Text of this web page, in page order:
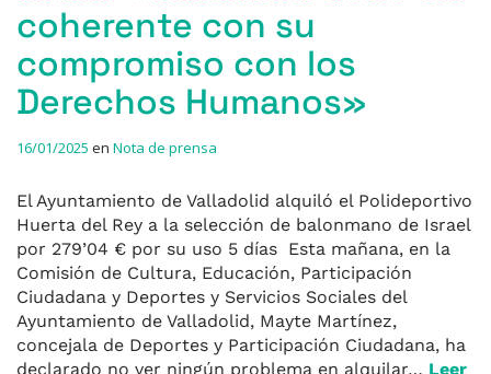
coherente con su
compromiso con los
Derechos Humanos»
16/01/2025 en Nota de prensa
El Ayuntamiento de Valladolid alquiló el Polideportivo
Huerta del Rey a la selección de balonmano de Israel
por 279’04 € por su uso 5 días Esta mañana, en la
Comisión de Cultura, Educación, Participación
Ciudadana y Deportes y Servicios Sociales del
Ayuntamiento de Valladolid, Mayte Martínez,
concejala de Deportes y Participación Ciudadana, ha
declarado no ver ningún problema en alquilar… Leer